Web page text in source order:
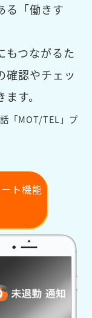
る「働きす
もつながるた
確認やチェッ
す。
「MOT/TEL」プ
ト機能